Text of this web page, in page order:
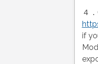
４
if